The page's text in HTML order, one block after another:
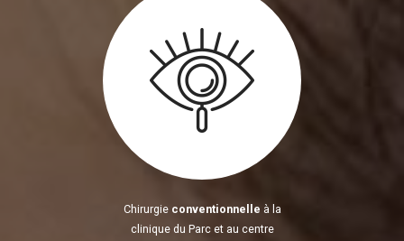
Chirurgie conventionnelle à la
clinique du Parc et au centre